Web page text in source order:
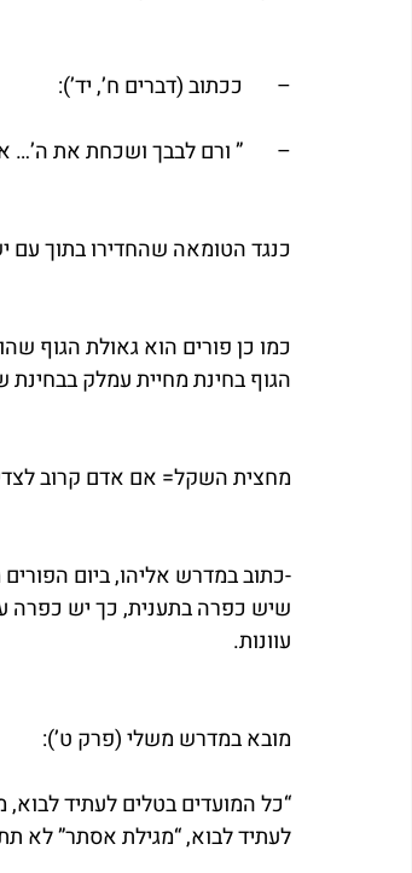
–	ככתוב (דברים ח’, יד’):
–	” ורם לבבך ושכחת את ה’… אלוק-ך, שהוא עמלק בגמטריא=רם.
כנגד הטומאה שהחדירו בתוך עם
כמו כן פורים הוא גאולת הגוף
הגוף בחינת מחיית עמלק בבחינת
מחצית השקל= אם אדם קרוב
-כתוב במדרש אליהו, ביום
שיש כפרה בתענית, כך יש כפרה
עוונות.
מובא במדרש משלי (פרק ט’):
“כל המועדים בטלים לעתיד לבוא,
לעתיד לבוא, “מגילת אסתר” לא